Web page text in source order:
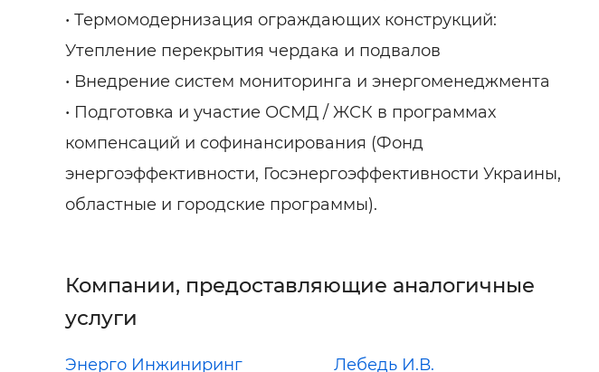
• Термомодернизация ограждающих конструкций:
Утепление перекрытия чердака и подвалов
• Внедрение систем мониторинга и энергоменеджмента
• Подготовка и участие ОСМД / ЖСК в программах
компенсаций и софинансирования (Фонд
энергоэффективности, Госэнергоэффективности Украины,
областные и городские программы).
Компании, предоставляющие аналогичные
услуги
Энерго Инжиниринг
Лебедь И.В.